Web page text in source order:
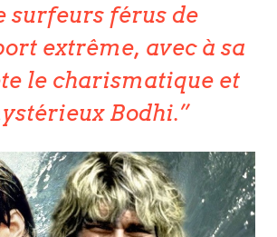
surfeurs férus de
extrême, avec à sa
le charismatique et
Bodhi.